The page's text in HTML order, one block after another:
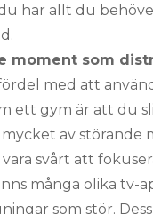
har allt du
moment som
med att
ett gym är att du
mycket av störande
svårt att
många olika tv-
som stör.